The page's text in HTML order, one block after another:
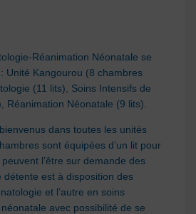
Réanimation Néonatale se
Unité Kangourou (8 chambres
(11 lits), Soins Intensifs de
Réanimation Néonatale (9 lits).
dans toutes les unités
sont équipées d’un lit pour
l’être sur demande des
détente est à disposition des
et l’autre en soins
avec possibilité de se